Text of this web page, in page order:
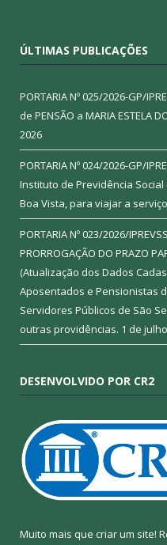
ÚLTIMAS PUBLICAÇÕES
PORTARIA Nº 025/2026-GP/
de PENSÃO a MARIA ESTELA
2026
PORTARIA Nº 024/2026-GP/
Instituto de Previdência
Boa Vista, para viajar a serviço
PORTARIA Nº 023/2026/
PRORROGAÇÃO DO PRAZO
(Atualização dos Dados
Aposentados e Pensionistas
Servidores Públicos de São
outras providências. 1 de
DESENVOLVIDO POR CR2
Muito mais que criar um site!